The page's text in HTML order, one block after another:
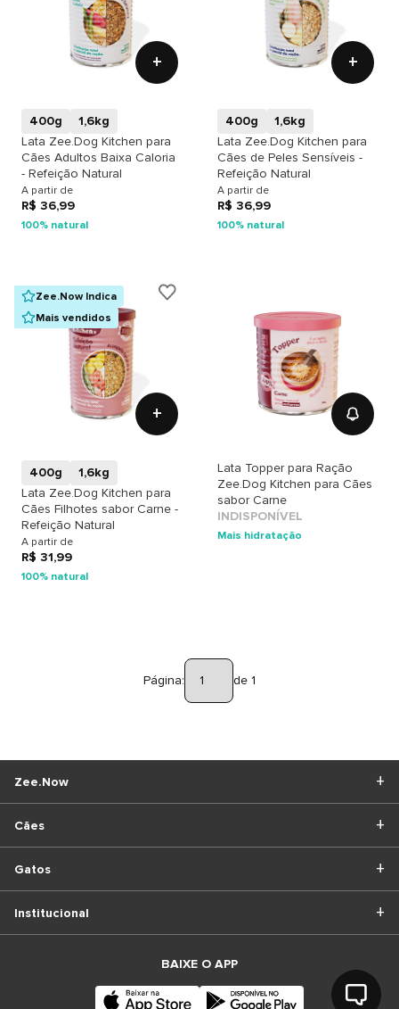
+
400g
1,6kg
Lata Zee.Dog Kitchen para
Cães Adultos Baixa Caloria
- Refeição Natural
A partir de
R$ 36,99
100% natural
+
400g
1,6kg
Lata Zee.Dog Kitchen para
Cães de Peles Sensíveis -
Refeição Natural
A partir de
R$ 36,99
100% natural
Zee.Now Indica
Mais vendidos
+
400g
1,6kg
Lata Zee.Dog Kitchen para
Cães Filhotes sabor Carne -
Refeição Natural
A partir de
R$ 31,99
100% natural
Lata Topper para Ração
Zee.Dog Kitchen para Cães
sabor Carne
INDISPONÍVEL
Mais hidratação
Página: de 1
Cães
Gatos
Zee.Now
Institucional
BAIXE O APP